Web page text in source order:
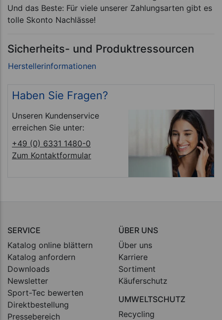
Und das Beste: Für viele unserer Zahlungsarten gibt es
tolle Skonto Nachlässe!
Sicherheits- und Produktressourcen
Haben Sie Fragen?
Unseren Kundenservice
erreichen Sie unter:
+49 (0) 6331 1480-0
Zum Kontaktformular
SERVICE
Katalog online blättern
Katalog anfordern
Downloads
Newsletter
Sport-Tec bewerten
Direktbestellung
Pressebereich
ÜBER UNS
Über uns
Karriere
Sortiment
Käuferschutz
UMWELTSCHUTZ
Recycling